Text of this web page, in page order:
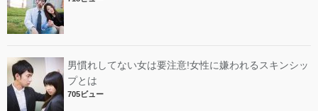
男慣れしてない女は要注意!女性に嫌われるスキンシッ
プとは
705ビュー